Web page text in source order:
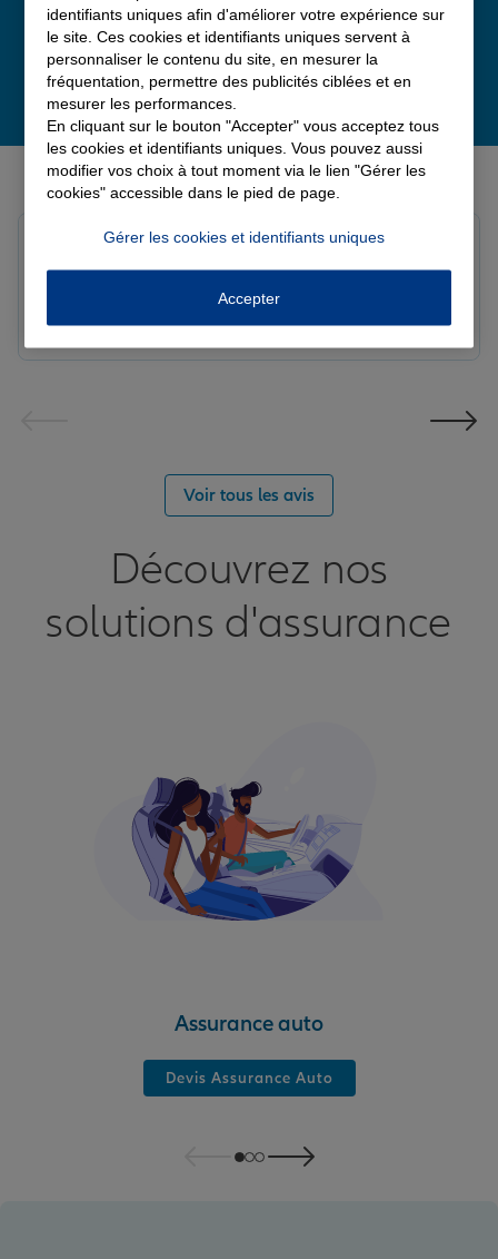
Derniers avis de nos agences Allianz
Voir tous les avis
Découvrez nos
solutions d'assurance
Assurance auto
Devis Assurance Auto
identifiants uniques afin d'améliorer votre expérience sur
le site. Ces cookies et identifiants uniques servent à
personnaliser le contenu du site, en mesurer la
fréquentation, permettre des publicités ciblées et en
mesurer les performances.
En cliquant sur le bouton "Accepter" vous acceptez tous
les cookies et identifiants uniques. Vous pouvez aussi
modifier vos choix à tout moment via le lien "Gérer les
cookies" accessible dans le pied de page.
Gérer les cookies et identifiants uniques
Accepter